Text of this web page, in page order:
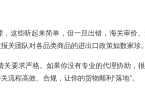
这些听起来简单，但一旦出错，海关审价
团队对各品类商品的进出口政策如数家珍。
要求严格。如果你没有专业的代理协助，
程高效、合规，让你的货物顺利“落地”。